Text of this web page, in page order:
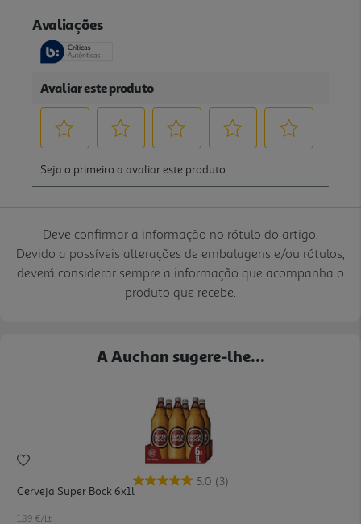
Deve confirmar a informação no rótulo do artigo.
Devido a possíveis alterações de embalagens e/ou rótulos,
deverá considerar sempre a informação que acompanha o
produto que recebe.
A Auchan sugere-lhe...
5.0 (3)
Cerveja Super Bock 6x1l
1.89 €/Lt